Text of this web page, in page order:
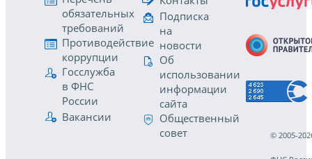
обязательных
требований
Противодействие
коррупции
Госслужба
в ФНС
России
Вакансии
Подписка
на
новости
Об
использовании
информации
сайта
Общественный
совет
© 2005-